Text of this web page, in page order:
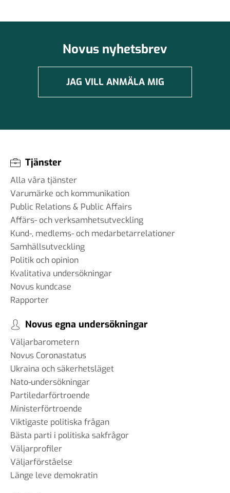
Novus nyhetsbrev
JAG VILL ANMÄLA MIG
Tjänster
Alla våra tjänster
Varumärke och kommunikation
Public Relations & Public Affairs
Affärs- och verksamhetsutveckling
Kund-, medlems- och medarbetarrelationer
Samhällsutveckling
Politik och opinion
Kvalitativa undersökningar
Novus kundcase
Rapporter
Novus egna undersökningar
Väljarbarometern
Novus Coronastatus
Ukraina och säkerhetsläget
Nato-undersökningar
Partiledarförtroende
Ministerförtroende
Viktigaste politiska frågan
Bästa parti i politiska sakfrågor
Väljarprofiler
Väljarförståelse
Länge leve demokratin